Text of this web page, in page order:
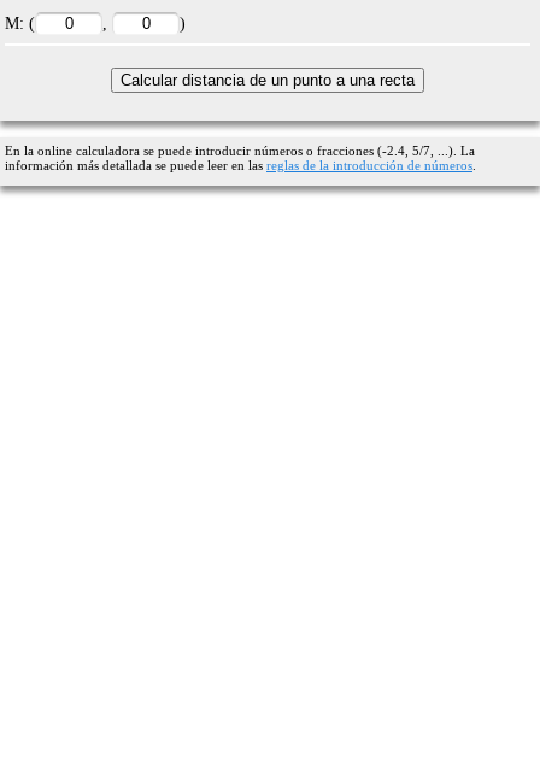
M: (
)
En la online calculadora se puede introducir números o fracciones (-2.4, 5/7, ...). La
información más detallada se puede leer en las reglas de la introducción de números.